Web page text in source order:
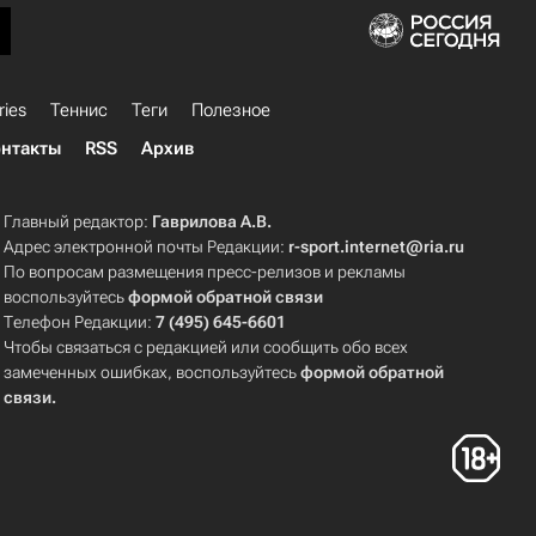
Теннис Теги
Полезное
RSS Архив
Главный редактор: Гаврилова А.В.
Адрес электронной почты Редакции: r-sport.internet@ria.ru
По вопросам размещения пресс-релизов и рекламы
воспользуйтесьформой обратной связи
Телефон Редакции:7 (495) 645-6601
Чтобы связаться с редакцией или сообщить обо всех
замеченных ошибках, воспользуйтесьформой обратной
связи.